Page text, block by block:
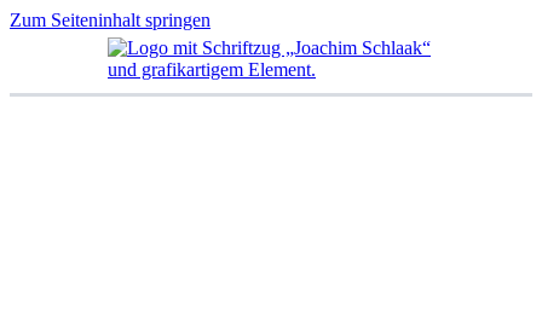
Zum Seiteninhalt springen